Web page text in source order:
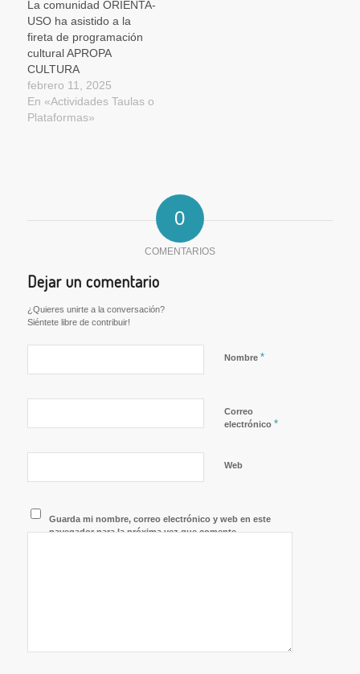
La comunidad ORIENTA-
USO ha asistido a la
fireta de programación
cultural APROPA
CULTURA
febrero 11, 2025
En «Actividades Taulas o
Plataformas»
0
COMENTARIOS
Dejar un comentario
¿Quieres unirte a la conversación?
Siéntete libre de contribuir!
Nombre *
Correo
electrónico *
Web
Guarda mi nombre, correo electrónico y web en este
navegador para la próxima vez que comente.